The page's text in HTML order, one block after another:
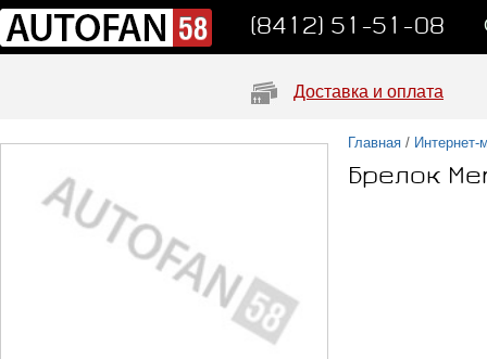
(8412) 51-51-08
Доставка и оплата
Главная / Интернет-
Брелок